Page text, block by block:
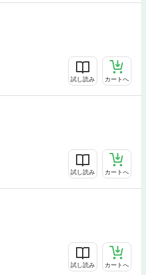
試し読み カートへ
試し読み カートへ
試し読み カートへ